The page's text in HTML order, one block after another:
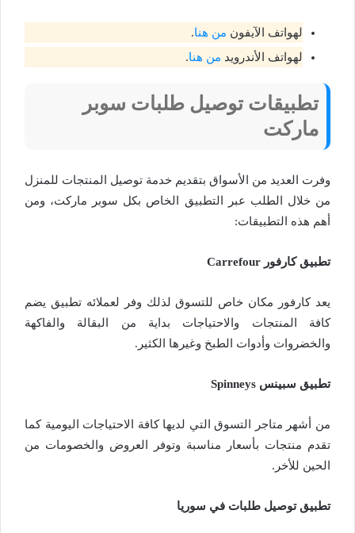
لهواتف الآيفون من هنا.
لهواتف الأندرويد من هنا.
تطبيقات توصيل طلبات سوبر
ماركت
وفرت العديد من الأسواق بتقديم خدمة توصيل المنتجات للمنزل
من خلال الطلب عبر التطبيق الخاص بكل سوبر ماركت، ومن
أهم هذه التطبيقات:
تطبيق كارفور Carrefour
يعد كارفور مكان خاص للتسوق لذلك وفر لعملائه تطبيق يضم
كافة المنتجات والاحتياجات بداية من البقالة والفاكهة
والخضروات وأدوات الطبخ وغيرها الكثير.
تطبيق سبينس Spinneys
من أشهر متاجر التسوق التي لديها كافة الاحتياجات اليومية كما
تقدم منتجات بأسعار مناسبة وتوفر العروض والخصومات من
الحين للأخر.
تطبيق توصيل طلبات في سوريا